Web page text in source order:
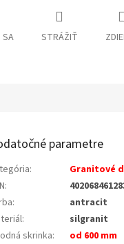
SA STRÁŽIŤ
parametre
:
Granitové
:
:
antracit
:
silgranit
skrinka:
od 600 mm